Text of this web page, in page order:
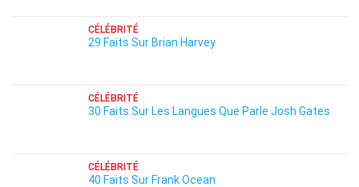
CÉLÉBRITÉ
29 Faits Sur Brian Harvey
CÉLÉBRITÉ
30 Faits Sur Les Langues Que Parle Josh Gates
CÉLÉBRITÉ
40 Faits Sur Frank Ocean